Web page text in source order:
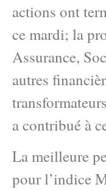
actions ont
ce mardi; la
Assurance,
autres
a contribué à
La meilleure
pour l’indice